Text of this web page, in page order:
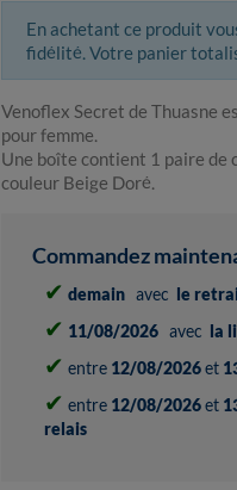
En achetant ce produit
fidélité. Votre panier
Venoflex Secret de Thuasne
pour femme.
Une boîte contient 1 paire de
couleur Beige Doré.
Commandez
✔ demain avec le
✔ 11/08/2026 avec la
✔ entre 12/08/2026et
✔ entre 12/08/2026et
relais